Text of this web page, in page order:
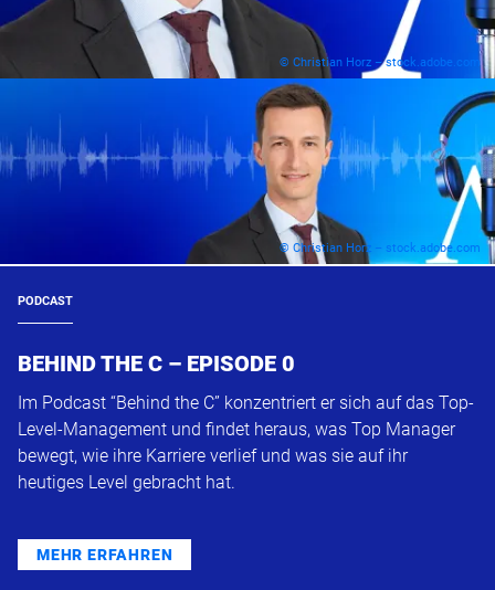
© Christian Horz – stock.adobe.com
© Christian Horz – stock.adobe.com
PODCAST
BEHIND THE C – EPISODE 0
Im Podcast “Behind the C” konzentriert er sich auf das Top-
Level-Management und findet heraus, was Top Manager
bewegt, wie ihre Karriere verlief und was sie auf ihr
heutiges Level gebracht hat.
MEHR ERFAHREN